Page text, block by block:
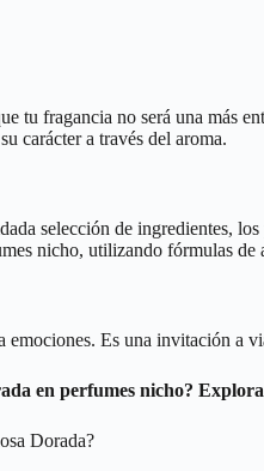
tu fragancia no será una más
carácter a través del aroma.
selección de ingredientes,
nicho, utilizando fórmulas
Es una invitación a
en perfumes nicho?
Dorada?